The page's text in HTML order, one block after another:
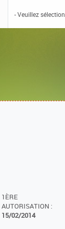
1ÈRE
AUTORISATION :
15/02/2014